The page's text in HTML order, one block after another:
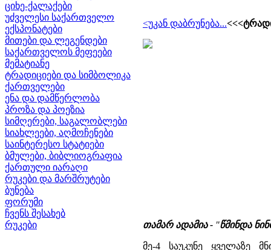
ციხე-ქალაქები
უძველესი საქართველო
ექსპონატები
მითები და ლეგენდები
საქართველოს მეფეები
მემატიანე
ტრადიციები და სიმბოლიკა
ქართველები
ენა და დამწერლობა
პროზა და პოეზია
სიმღერები, საგალობლები
სიახლეები, აღმოჩენები
საინტერესო სტატიები
ბმულები, ბიბლიოგრაფია
ქართული იარაღი
რუკები და მარშრუტები
ბუნება
ფორუმი
ჩვენს შესახებ
რუკები
<უკან დაბრუნება...
თამარ ადამია - "წმინდა
მე-4 საუკუნე ყველაზე